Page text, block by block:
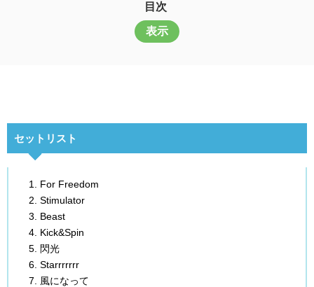
目次
表示
セットリスト
For Freedom
Stimulator
Beast
Kick&Spin
閃光
Starrrrrrr
風になって